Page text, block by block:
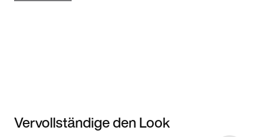
Vervollständige den Look